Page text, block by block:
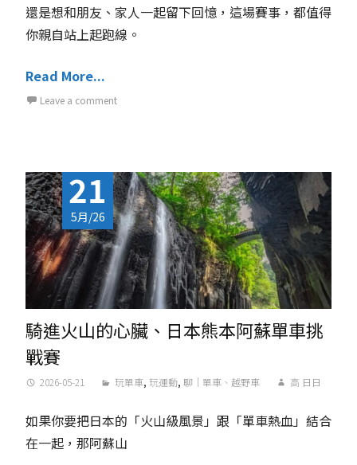
還是想和朋友、家人一起留下回憶，這場賽事，都值得
你親自站上起跑線。
Read More...
Leave a comment
21
5月/26
騎進火山的心臟、日本熊本阿蘇單車挑
戰賽
2026-05-21 玩單車, 玩運動, 聊｜單車、越野車 高 日日
如果你要把日本的「火山級風景」跟「單車熱血」結合
在一起，那阿蘇山